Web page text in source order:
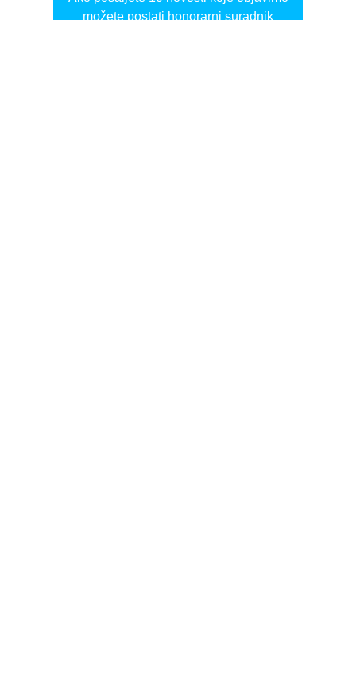
možete postati honorarni suradnik